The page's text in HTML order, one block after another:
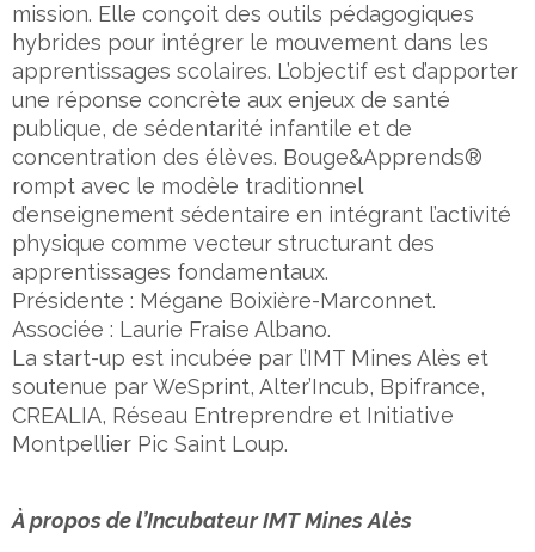
mission. Elle conçoit des outils pédagogiques
hybrides pour intégrer le mouvement dans les
apprentissages scolaires. L’objectif est d’apporter
une réponse concrète aux enjeux de santé
publique, de sédentarité infantile et de
concentration des élèves. Bouge&Apprends®
rompt avec le modèle traditionnel
d’enseignement sédentaire en intégrant l’activité
physique comme vecteur structurant des
apprentissages fondamentaux.
Présidente : Mégane Boixière-Marconnet.
Associée : Laurie Fraise Albano.
La start-up est incubée par l’IMT Mines Alès et
soutenue par WeSprint, Alter’Incub, Bpifrance,
CREALIA, Réseau Entreprendre et Initiative
Montpellier Pic Saint Loup.
À propos de l’Incubateur IMT Mines Alès